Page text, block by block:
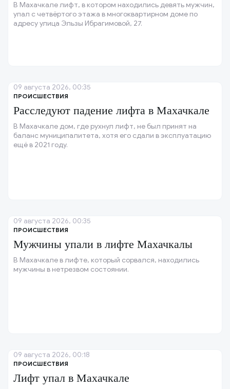
В Махачкале лифт, в котором находились девять мужчин,
упал с четвёртого этажа в многоквартирном доме по
адресу улица Эльзы Ибрагимовой, 27.
ПРОИСШЕСТВИЯ
Расследуют падение лифта в Махачкале
В Махачкале дом, где рухнул лифт, не был принят на
баланс муниципалитета, хотя его сдали в эксплуатацию
ещё в 2021 году.
09 августа 2026, 00:35
ПРОИСШЕСТВИЯ
Мужчины упали в лифте Махачкалы
В Махачкале в лифте, который сорвался, находились
мужчины в нетрезвом состоянии.
09 августа 2026, 00:35
ПРОИСШЕСТВИЯ
Лифт упал в Махачкале
09 августа 2026, 00:18